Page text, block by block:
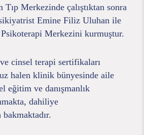
Merkezinde çalıştıktan sonra
Emine Filiz Uluhan ile
Merkezini kurmuştur.
cinsel terapi sertifikaları
halen klinik bünyesinde aile
eğitim ve danışmanlık
dahiliye